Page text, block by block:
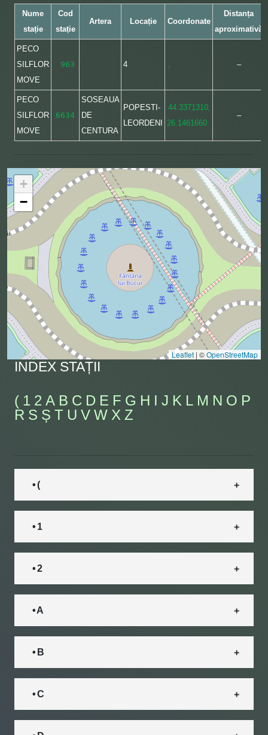
Nume
stație
Cod
stație
Artera Locație Coordonate
Distanța
aproximativă
PECO
SILFLOR
MOVE
963 4 , –
PECO
SILFLOR
MOVE
6634
SOSEAUA
DE
CENTURA
POPESTI-
LEORDENI
44.3371310,
26.1461660
–
+
−
Leaflet | ©OpenStreetMap
INDEX STAȚII
( 1 2 A B C D E F G H I J K L M N O P
R S Ș T U V W X Z
• (
• 1
• 2
• A
• B
• C